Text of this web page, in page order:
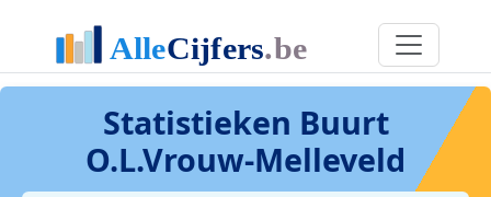
Statistieken Buurt
O.L.Vrouw-Melleveld